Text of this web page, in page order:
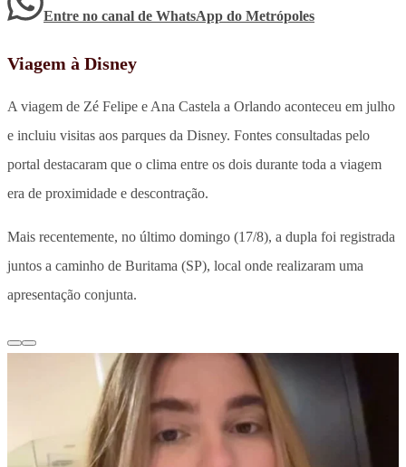
Entre no canal de WhatsApp do Metrópoles
Viagem à Disney
A viagem de Zé Felipe e Ana Castela a Orlando aconteceu em julho
e incluiu visitas aos parques da Disney. Fontes consultadas pelo
portal destacaram que o clima entre os dois durante toda a viagem
era de proximidade e descontração.
Mais recentemente, no último domingo (17/8), a dupla foi registrada
juntos a caminho de Buritama (SP), local onde realizaram uma
apresentação conjunta.